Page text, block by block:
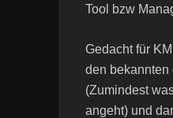
Tool bzw
Gedacht für
den bekannten
(Zumindest
angeht) und